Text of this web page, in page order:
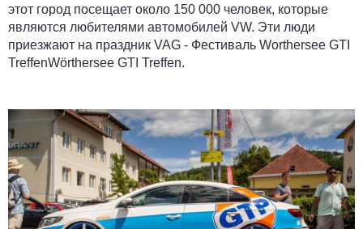
этот город посещает около 150 000 человек, которые
являются любителями автомобилей VW. Эти люди
приезжают на праздник VAG - Фестиваль Worthersee GTI
TreffenWörthersee GTI Treffen.